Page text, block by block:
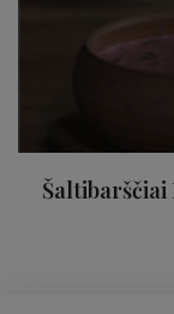
Šaltibarščiai